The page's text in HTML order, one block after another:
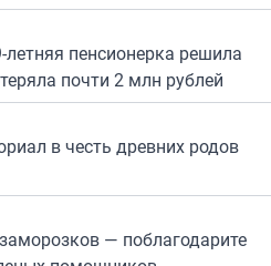
пенсионерка решила
почти 2 млн рублей
в честь древних родов
— поблагодарите